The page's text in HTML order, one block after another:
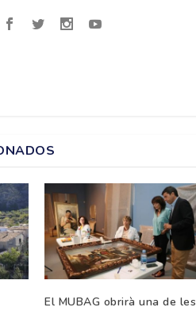
El MUBAG obrirà una de les